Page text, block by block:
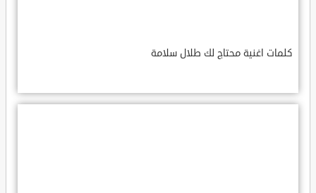
كلمات اغنية محتاج لك طلال سلامة